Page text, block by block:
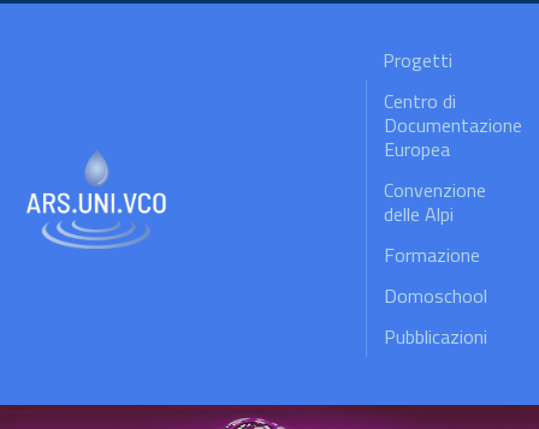
Progetti
Centro di
Documentazione
Europea
Convenzione
delle Alpi
Formazione
Domoschool
Pubblicazioni